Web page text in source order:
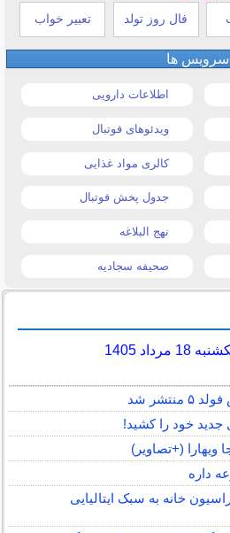
فال روز تولد تعبیر خواب
سرویس ها
اطلاعات دارویی
ویدئوهای فوتبال
کالری مواد غذایی
جدول پخش فوتبال
نهج البلاغه
صحیفه سجادیه
1405
شد
جدید خود را کشید!
ویهارا (+تصاویر)
داره
خانه به سبک ایتالیایی